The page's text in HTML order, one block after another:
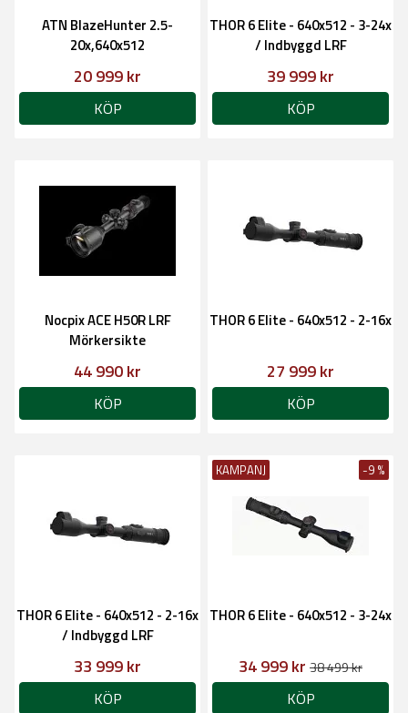
ATN BlazeHunter 2.5-
20x,640x512
20 999 kr
KÖP
THOR 6 Elite - 640x512 - 3-24x
/ Indbyggd LRF
39 999 kr
KÖP
Nocpix ACE H50R LRF
Mörkersikte
44 990 kr
KÖP
THOR 6 Elite - 640x512 - 2-16x
27 999 kr
KÖP
THOR 6 Elite - 640x512 - 2-16x
/ Indbyggd LRF
33 999 kr
KÖP
KAMPANJ -9 %
THOR 6 Elite - 640x512 - 3-24x
34 999 kr 38 499 kr
KÖP